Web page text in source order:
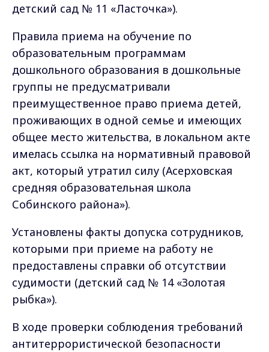
детский сад № 11 «Ласточка»).
Правила приема на обучение по
образовательным программам
дошкольного образования в дошкольные
группы не предусматривали
преимущественное право приема детей,
проживающих в одной семье и имеющих
общее место жительства, в локальном акте
имелась ссылка на нормативный правовой
акт, который утратил силу (Асерховская
средняя образовательная школа
Собинского района»).
Установлены факты допуска сотрудников,
которыми при приеме на работу не
предоставлены справки об отсутствии
судимости (детский сад № 14 «Золотая
рыбка»).
В ходе проверки соблюдения требований
антитеррористической безопасности